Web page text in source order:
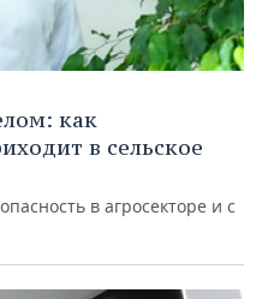
как
в сельское
в агросекторе и с